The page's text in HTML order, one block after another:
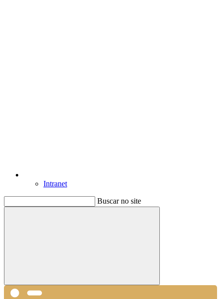
Intranet
Buscar no site
Buscar